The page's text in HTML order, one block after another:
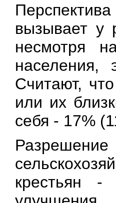
вызывает у
несмотря
Считают,
или их
себя - 17%
крестьян -